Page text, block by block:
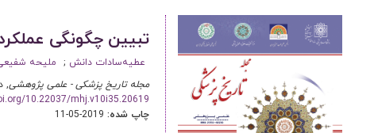
تبیین چگونگی
عطیه‌سادات دانش ملیحه
مجله تاریخ پزشکی - علمی پژوهشی, دوره 10
10.22037/mhj.v10i35.20619
چاپ شده:2019-05-11